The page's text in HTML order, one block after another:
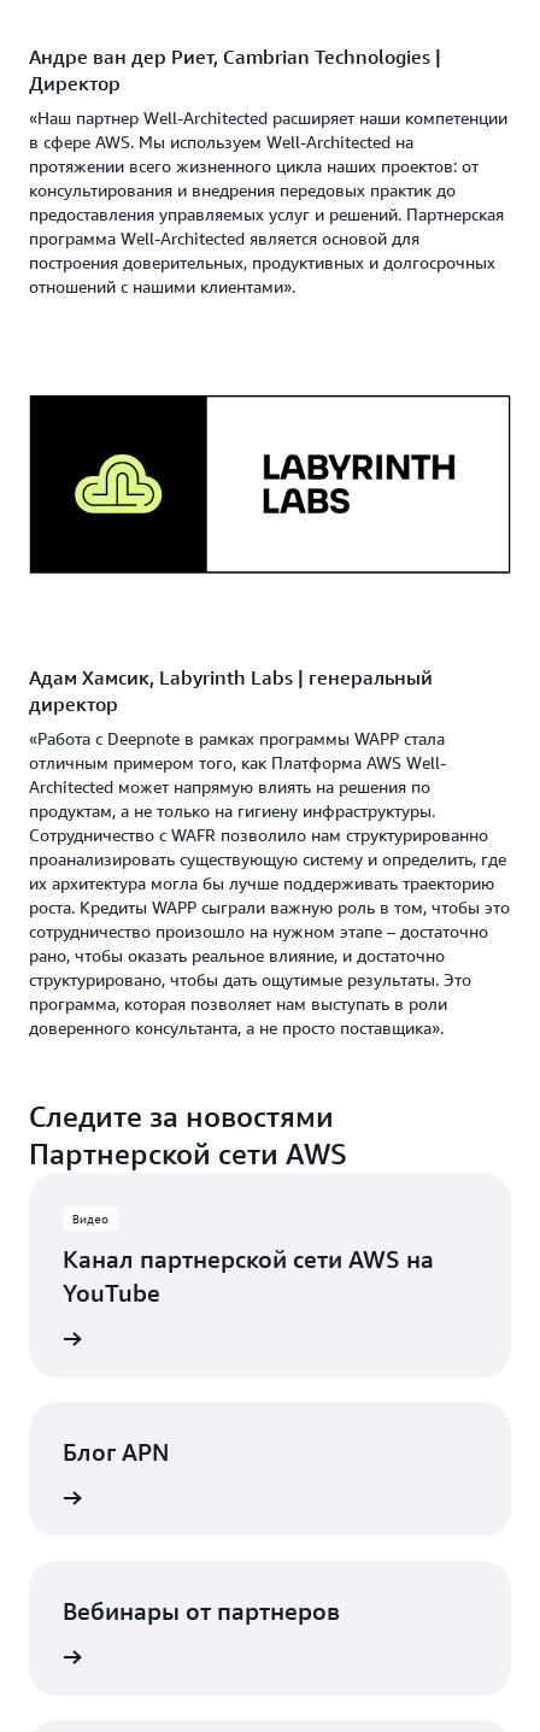
Андре ван дер Риет, Cambrian Technologies |
Директор
«Наш партнер Well-Architected расширяет наши компетенции
в сфере AWS. Мы используем Well-Architected на
протяжении всего жизненного цикла наших проектов: от
консультирования и внедрения передовых практик до
предоставления управляемых услуг и решений. Партнерская
программа Well-Architected является основой для
построения доверительных, продуктивных и долгосрочных
отношений с нашими клиентами».
Адам Хамсик, Labyrinth Labs | генеральный
директор
«Работа с Deepnote в рамках программы WAPP стала
отличным примером того, как Платформа AWS Well-
Architected может напрямую влиять на решения по
продуктам, а не только на гигиену инфраструктуры.
Сотрудничество с WAFR позволило нам структурированно
проанализировать существующую систему и определить, где
их архитектура могла бы лучше поддерживать траекторию
роста. Кредиты WAPP сыграли важную роль в том, чтобы это
сотрудничество произошло на нужном этапе – достаточно
рано, чтобы оказать реальное влияние, и достаточно
структурировано, чтобы дать ощутимые результаты. Это
программа, которая позволяет нам выступать в роли
доверенного консультанта, а не просто поставщика».
Следите за новостями
Партнерской сети AWS
Видео
Канал партнерской сети AWS на
YouTube
Блог APN
Вебинары от партнеров